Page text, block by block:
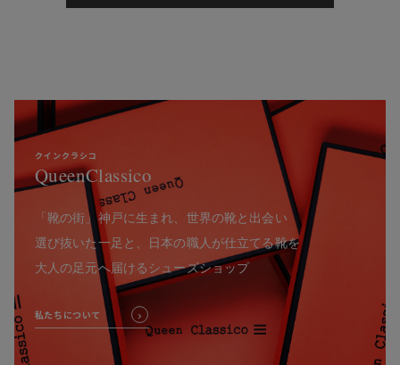
クインクラシコ
QueenClassico
「靴の街」神戸に生まれ、世界の靴と出会い
選び抜いた一足と、日本の職人が仕立てる靴を
大人の足元へ届けるシューズショップ
私たちについて